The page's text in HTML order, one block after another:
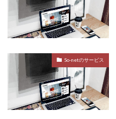
So-netのサービス